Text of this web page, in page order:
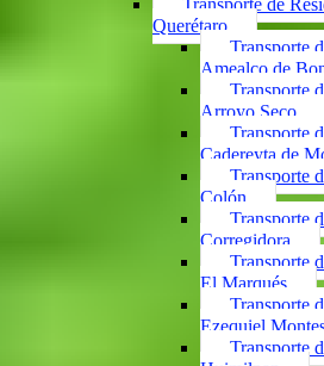
Transporte de
Querétaro
Transporte
Amealco de
Transporte
Arroyo Seco
Transporte
Cadereyta de
Transporte
Colón
Transporte
Corregidora
Transporte
El Marqués
Transporte
Ezequiel
Transporte